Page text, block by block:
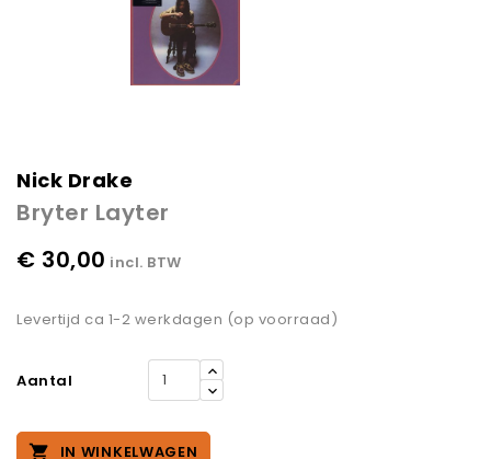
Nick Drake
Bryter Layter
€ 30,00 incl. BTW
Levertijd ca 1-2 werkdagen (op voorraad)
Aantal
 IN WINKELWAGEN